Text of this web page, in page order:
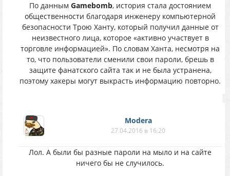
По данным Gamebomb, история стала достоянием
общественности благодаря инженеру компьютерной
безопасности Трою Ханту, который получил данные от
неизвестного лица, которое «активно участвует в
торговле информацией». По словам Ханта, несмотря на
то, что пользователи сменили свои пароли, брешь в
защите фанатского сайта так и не была устранена,
поэтому хакеры могут выкрасть информацию повторно.
Modera
27.04.2016 в 16:20
Лол. А были бы разные пароли на мыло и на сайте
ничего бы не случилось.